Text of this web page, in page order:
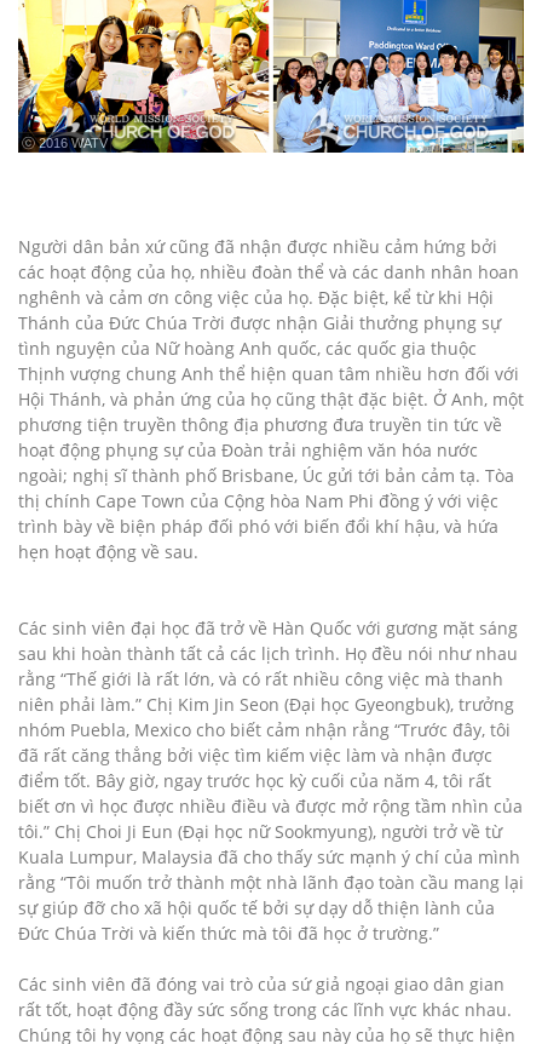
ⓒ 2016 WATV
Người dân bản xứ cũng đã nhận được nhiều cảm hứng bởi
các hoạt động của họ, nhiều đoàn thể và các danh nhân hoan
nghênh và cảm ơn công việc của họ. Đặc biệt, kể từ khi Hội
Thánh của Đức Chúa Trời được nhận Giải thưởng phụng sự
tình nguyện của Nữ hoàng Anh quốc, các quốc gia thuộc
Thịnh vượng chung Anh thể hiện quan tâm nhiều hơn đối với
Hội Thánh, và phản ứng của họ cũng thật đặc biệt. Ở Anh, một
phương tiện truyền thông địa phương đưa truyền tin tức về
hoạt động phụng sự của Đoàn trải nghiệm văn hóa nước
ngoài; nghị sĩ thành phố Brisbane, Úc gửi tới bản cảm tạ. Tòa
thị chính Cape Town của Cộng hòa Nam Phi đồng ý với việc
trình bày về biện pháp đối phó với biến đổi khí hậu, và hứa
hẹn hoạt động về sau.
Các sinh viên đại học đã trở về Hàn Quốc với gương mặt sáng
sau khi hoàn thành tất cả các lịch trình. Họ đều nói như nhau
rằng “Thế giới là rất lớn, và có rất nhiều công việc mà thanh
niên phải làm.” Chị Kim Jin Seon (Đại học Gyeongbuk), trưởng
nhóm Puebla, Mexico cho biết cảm nhận rằng “Trước đây, tôi
đã rất căng thẳng bởi việc tìm kiếm việc làm và nhận được
điểm tốt. Bây giờ, ngay trước học kỳ cuối của năm 4, tôi rất
biết ơn vì học được nhiều điều và được mở rộng tầm nhìn của
tôi.” Chị Choi Ji Eun (Đại học nữ Sookmyung), người trở về từ
Kuala Lumpur, Malaysia đã cho thấy sức mạnh ý chí của mình
rằng “Tôi muốn trở thành một nhà lãnh đạo toàn cầu mang lại
sự giúp đỡ cho xã hội quốc tế bởi sự dạy dỗ thiện lành của
Đức Chúa Trời và kiến thức mà tôi đã học ở trường.”
Các sinh viên đã đóng vai trò của sứ giả ngoại giao dân gian
rất tốt, hoạt động đầy sức sống trong các lĩnh vực khác nhau.
Chúng tôi hy vọng các hoạt động sau này của họ sẽ thực hiện